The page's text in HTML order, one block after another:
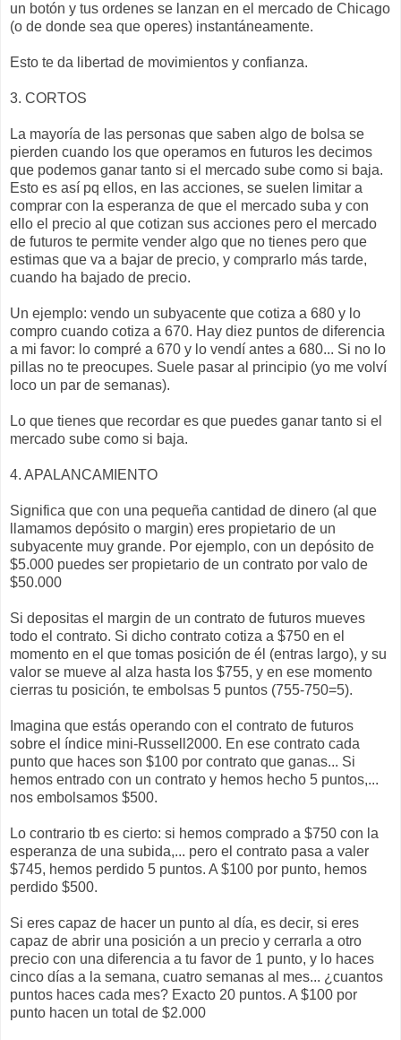
un botón y tus ordenes se lanzan en el mercado de Chicago
(o de donde sea que operes) instantáneamente.
Esto te da libertad de movimientos y confianza.
3. CORTOS
La mayoría de las personas que saben algo de bolsa se
pierden cuando los que operamos en futuros les decimos
que podemos ganar tanto si el mercado sube como si baja.
Esto es así pq ellos, en las acciones, se suelen limitar a
comprar con la esperanza de que el mercado suba y con
ello el precio al que cotizan sus acciones pero el mercado
de futuros te permite vender algo que no tienes pero que
estimas que va a bajar de precio, y comprarlo más tarde,
cuando ha bajado de precio.
Un ejemplo: vendo un subyacente que cotiza a 680 y lo
compro cuando cotiza a 670. Hay diez puntos de diferencia
a mi favor: lo compré a 670 y lo vendí antes a 680... Si no lo
pillas no te preocupes. Suele pasar al principio (yo me volví
loco un par de semanas).
Lo que tienes que recordar es que puedes ganar tanto si el
mercado sube como si baja.
4. APALANCAMIENTO
Significa que con una pequeña cantidad de dinero (al que
llamamos depósito o margin) eres propietario de un
subyacente muy grande. Por ejemplo, con un depósito de
$5.000 puedes ser propietario de un contrato por valo de
$50.000
Si depositas el margin de un contrato de futuros mueves
todo el contrato. Si dicho contrato cotiza a $750 en el
momento en el que tomas posición de él (entras largo), y su
valor se mueve al alza hasta los $755, y en ese momento
cierras tu posición, te embolsas 5 puntos (755-750=5).
Imagina que estás operando con el contrato de futuros
sobre el índice mini-Russell2000. En ese contrato cada
punto que haces son $100 por contrato que ganas... Si
hemos entrado con un contrato y hemos hecho 5 puntos,...
nos embolsamos $500.
Lo contrario tb es cierto: si hemos comprado a $750 con la
esperanza de una subida,... pero el contrato pasa a valer
$745, hemos perdido 5 puntos. A $100 por punto, hemos
perdido $500.
Si eres capaz de hacer un punto al día, es decir, si eres
capaz de abrir una posición a un precio y cerrarla a otro
precio con una diferencia a tu favor de 1 punto, y lo haces
cinco días a la semana, cuatro semanas al mes... ¿cuantos
puntos haces cada mes? Exacto 20 puntos. A $100 por
punto hacen un total de $2.000